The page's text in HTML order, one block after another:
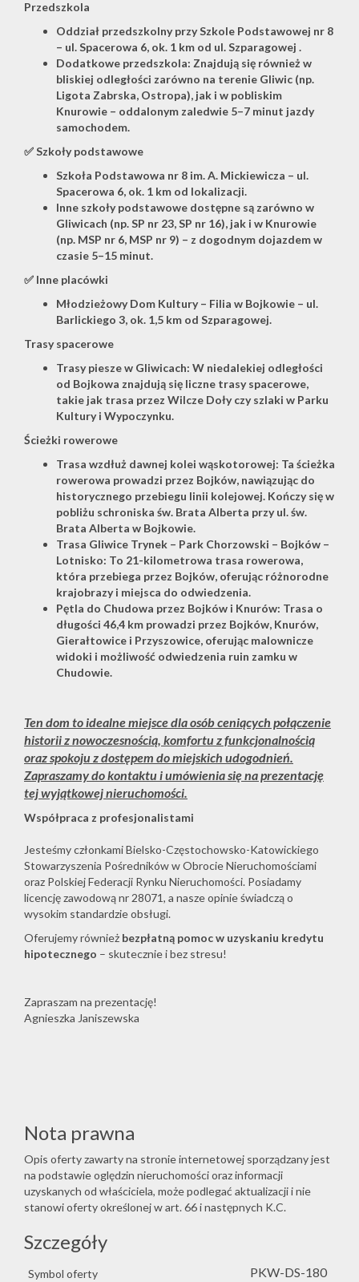
Przedszkola
Oddział przedszkolny przy Szkole Podstawowej nr 8
– ul. Spacerowa 6, ok. 1 km od ul. Szparagowej .
Dodatkowe przedszkola: Znajdują się również w
bliskiej odległości zarówno na terenie Gliwic (np.
Ligota Zabrska, Ostropa), jak i w pobliskim
Knurowie – oddalonym zaledwie 5–7 minut jazdy
samochodem.
✅Szkoły podstawowe
Szkoła Podstawowa nr 8 im. A. Mickiewicza – ul.
Spacerowa 6, ok. 1 km od lokalizacji.
Inne szkoły podstawowe dostępne są zarówno w
Gliwicach (np. SP nr 23, SP nr 16), jak i w Knurowie
(np. MSP nr 6, MSP nr 9) – z dogodnym dojazdem w
czasie 5–15 minut.
✅ Inne placówki
Młodzieżowy Dom Kultury – Filia w Bojkowie – ul.
Barlickiego 3, ok. 1,5 km od Szparagowej.
Trasy spacerowe
Trasy piesze w Gliwicach: W niedalekiej odległości
od Bojkowa znajdują się liczne trasy spacerowe,
takie jak trasa przez Wilcze Doły czy szlaki w Parku
Kultury i Wypoczynku.
Ścieżki rowerowe
Trasa wzdłuż dawnej kolei wąskotorowej: Ta ścieżka
rowerowa prowadzi przez Bojków, nawiązując do
historycznego przebiegu linii kolejowej. Kończy się w
pobliżu schroniska św. Brata Alberta przy ul. św.
Brata Alberta w Bojkowie.
Trasa Gliwice Trynek – Park Chorzowski – Bojków –
Lotnisko: To 21-kilometrowa trasa rowerowa,
która przebiega przez Bojków, oferując różnorodne
krajobrazy i miejsca do odwiedzenia.
Pętla do Chudowa przez Bojków i Knurów: Trasa o
długości 46,4 km prowadzi przez Bojków, Knurów,
Gierałtowice i Przyszowice, oferując malownicze
widoki i możliwość odwiedzenia ruin zamku w
Chudowie.
Ten dom to idealne miejsce dla osób ceniących połączenie
historii z nowoczesnością, komfortu z funkcjonalnością
oraz spokoju z dostępem do miejskich udogodnień.
Zapraszamy do kontaktu i umówienia się na prezentację
tej wyjątkowej nieruchomości.
Współpraca z profesjonalistami
Jesteśmy członkami Bielsko-Częstochowsko-Katowickiego
Stowarzyszenia Pośredników w Obrocie Nieruchomościami
oraz Polskiej Federacji Rynku Nieruchomości. Posiadamy
licencję zawodową nr 28071, a nasze opinie świadczą o
wysokim standardzie obsługi.
Oferujemy również bezpłatną pomoc w uzyskaniu kredytu
hipotecznego – skutecznie i bez stresu!
Zapraszam na prezentację!
Agnieszka Janiszewska
Nota prawna
Opis oferty zawarty na stronie internetowej sporządzany jest
na podstawie oględzin nieruchomości oraz informacji
uzyskanych od właściciela, może podlegać aktualizacji i nie
stanowi oferty określonej w art. 66 i następnych K.C.
Szczegóły
Symbol oferty PKW-DS-180